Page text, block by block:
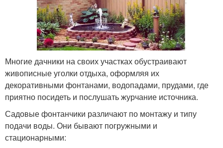
Многие дачники на своих участках обустраивают
живописные уголки отдыха, оформляя их
декоративными фонтанами, водопадами, прудами, где
приятно посидеть и послушать журчание источника.
Садовые фонтанчики различают по монтажу и типу
подачи воды. Они бывают погружными и
стационарными: